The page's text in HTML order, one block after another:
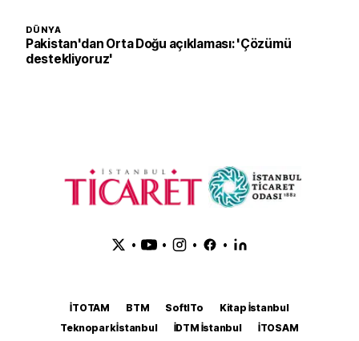
DÜNYA
Pakistan'dan Orta Doğu açıklaması: 'Çözümü
destekliyoruz'
• • • •
İTOTAM BTM SoftITo
Kitap İstanbul
Teknopark İstanbul
İDTM İstanbul
İTOSAM